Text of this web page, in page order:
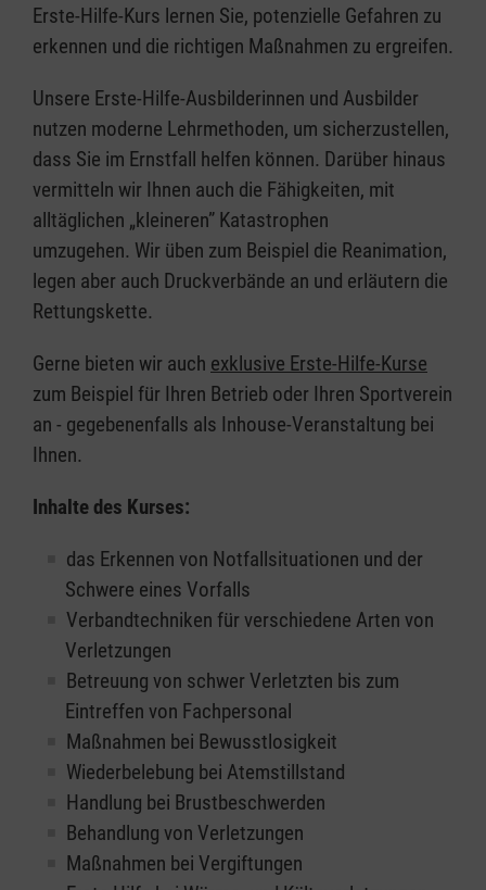
Erste-Hilfe-Kurs lernen Sie, potenzielle Gefahren zu
erkennen und die richtigen Maßnahmen zu ergreifen.
Unsere Erste-Hilfe-Ausbilderinnen und Ausbilder
nutzen moderne Lehrmethoden, um sicherzustellen,
dass Sie im Ernstfall helfen können. Darüber hinaus
vermitteln wir Ihnen auch die Fähigkeiten, mit
alltäglichen „kleineren” Katastrophen
umzugehen. Wir üben zum Beispiel die Reanimation,
legen aber auch Druckverbände an und erläutern die
Rettungskette.
Gerne bieten wir auch exklusive Erste-Hilfe-Kurse
zum Beispiel für Ihren Betrieb oder Ihren Sportverein
an - gegebenenfalls als Inhouse-Veranstaltung bei
Ihnen.
Inhalte des Kurses:
das Erkennen von Notfallsituationen und der
Schwere eines Vorfalls
Verbandtechniken für verschiedene Arten von
Verletzungen
Betreuung von schwer Verletzten bis zum
Eintreffen von Fachpersonal
Maßnahmen bei Bewusstlosigkeit
Wiederbelebung bei Atemstillstand
Handlung bei Brustbeschwerden
Behandlung von Verletzungen
Maßnahmen bei Vergiftungen